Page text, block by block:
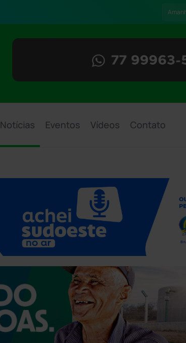
Notícias Eventos Vídeos Contato